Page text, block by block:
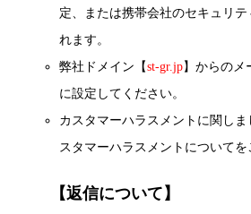
定、または携帯会社のセキュリ
れます。
弊社ドメイン【st-gr.jp】からのメ
に設定してください。
カスタマーハラスメントに関し
スタマーハラスメントについてを
【返信について】